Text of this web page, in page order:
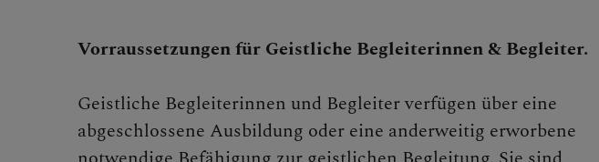
Vorraussetzungen für Geistliche Begleiterinnen & Begleiter.
Geistliche Begleiterinnen und Begleiter verfügen über eine
abgeschlossene Ausbildung oder eine anderweitig erworbene